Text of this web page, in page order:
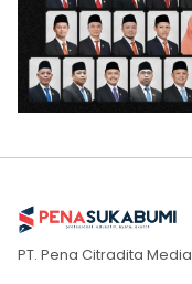
PT. Pena Citradita Media